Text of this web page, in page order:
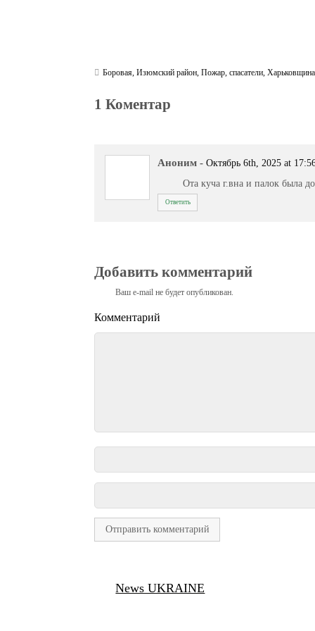
Боровая,Изюмский район,Пожар,спасатели,Харьковщина
1 Коментар
Аноним - Октябрь 6th, 2025 at
Ота куча г.вна и палок была
Ответить
Добавить комментарий
Ваш e-mail не будет опубликован.
Комментарий
News UKRAINE